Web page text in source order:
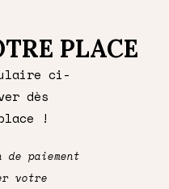
PLACE
ci-
dès
!
paiement
votre